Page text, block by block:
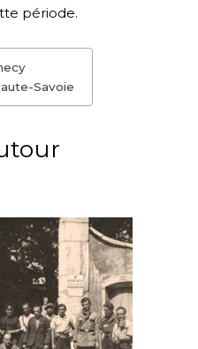
période.
Savoie